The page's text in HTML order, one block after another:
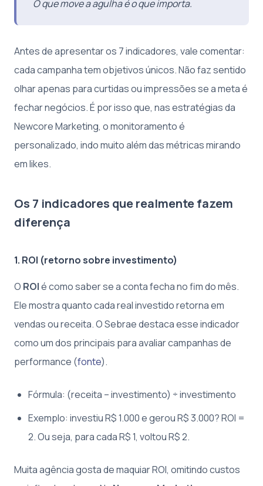
O que move a agulha é o que importa.
Antes de apresentar os 7 indicadores, vale comentar:
cada campanha tem objetivos únicos. Não faz sentido
olhar apenas para curtidas ou impressões se a meta é
fechar negócios. É por isso que, nas estratégias da
Newcore Marketing, o monitoramento é
personalizado, indo muito além das métricas mirando
em likes.
Os 7 indicadores que realmente fazem
diferença
1. ROI (retorno sobre investimento)
O ROIé como saber se a conta fecha no fim do mês.
Ele mostra quanto cada real investido retorna em
vendas ou receita. O Sebrae destaca esse indicador
como um dos principais para avaliar campanhas de
performance (fonte).
Fórmula: (receita – investimento) ÷ investimento
Exemplo: investiu R$ 1.000 e gerou R$ 3.000? ROI =
2. Ou seja, para cada R$ 1, voltou R$ 2.
Muita agência gosta de maquiar ROI, omitindo custos